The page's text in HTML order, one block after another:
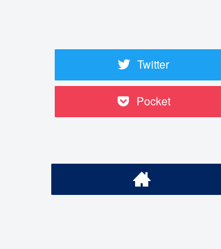
Twitter
Pocket